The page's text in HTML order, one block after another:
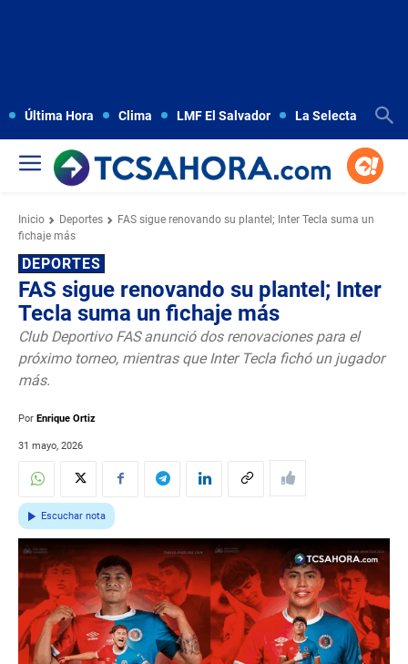
Última Hora Clima LMF El Salvador La Selecta
Inicio Deportes
FAS sigue renovando su plantel; Inter Tecla suma un
fichaje más
DEPORTES
FAS sigue renovando su plantel; Inter
Tecla suma un fichaje más
Club Deportivo FAS anunció dos renovaciones para el
próximo torneo, mientras que Inter Tecla fichó un jugador
más.
Por Enrique Ortiz
31 mayo, 2026
Escuchar nota